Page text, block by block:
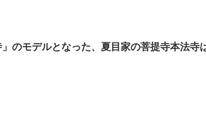
」のモデルとなった、夏目家の菩提寺本法寺